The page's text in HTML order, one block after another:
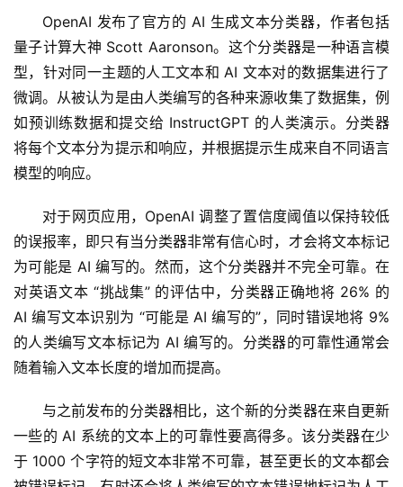
A
I
免
费
课
程
I
V
I
P
课
程
我
们
OpenAI 发布了官方的 AI 生成文本分类器，作者包括
量子计算大神 Scott Aaronson。这个分类器是一种语言模
型，针对同一主题的人工文本和 AI 文本对的数据集进行了
微调。从被认为是由人类编写的各种来源收集了数据集，例
如预训练数据和提交给 InstructGPT 的人类演示。分类器
将每个文本分为提示和响应，并根据提示生成来自不同语言
模型的响应。
对于网页应用，OpenAI 调整了置信度阈值以保持较低
的误报率，即只有当分类器非常有信心时，才会将文本标记
为可能是 AI 编写的。然而，这个分类器并不完全可靠。在
对英语文本 “挑战集” 的评估中，分类器正确地将 26% 的
AI 编写文本识别为 “可能是 AI 编写的”，同时错误地将 9%
的人类编写文本标记为 AI 编写的。分类器的可靠性通常会
随着输入文本长度的增加而提高。
与之前发布的分类器相比，这个新的分类器在来自更新
一些的 AI 系统的文本上的可靠性要高得多。该分类器在少
于 1000 个字符的短文本非常不可靠，甚至更长的文本都会